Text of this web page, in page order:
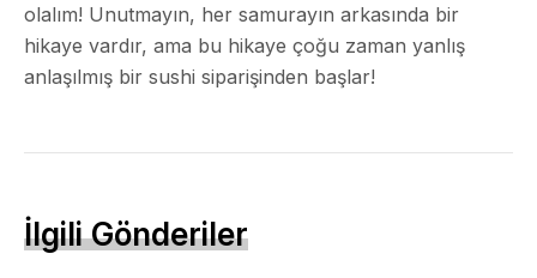
olalım! Unutmayın, her samurayın arkasında bir
hikaye vardır, ama bu hikaye çoğu zaman yanlış
anlaşılmış bir sushi siparişinden başlar!
İlgili Gönderiler